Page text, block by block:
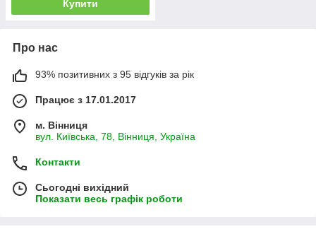
Купити
Про нас
93% позитивних з 95 відгуків за рік
Працює з 17.01.2017
м. Вінниця
вул. Київська, 78, Вінниця, Україна
Контакти
Сьогодні вихідний
Показати весь графік роботи